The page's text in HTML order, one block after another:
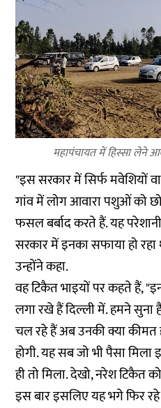
महापंचायत में हिस्सा लेने
"इस सरकार में सिर्फ मवेशियों
गांव में लोग आवारा पशुओं को
फसल बर्बाद करते हैं. यह
सरकार में इनका सफाया हो
उन्होंने कहा.
वह टिकैत भाइयों पर कहते हैं,
लगा रखे हैं दिल्ली में. हमने सुना
चल रहे हैं अब उनकी क्या कीमत
होगी. यह सब जो भी पैसा
ही तो मिला. देखो, नरेश टिकैत
इस बार इसलिए यह भगे फिर